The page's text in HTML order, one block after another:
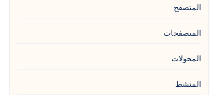
المتصفح
المتصفحات
المحولات
المنشط